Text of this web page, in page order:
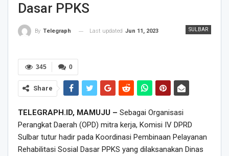
Dasar PPKS
SULBAR
By Telegraph Last updated Jun 11, 2023
0
345
Share
TELEGRAPH.ID, MAMUJU – Sebagai Organisasi
Perangkat Daerah (OPD) mitra kerja, Komisi IV DPRD
Sulbar tutur hadir pada Koordinasi Pembinaan Pelayanan
Rehabilitasi Sosial Dasar PPKS yang dilaksanakan Dinas